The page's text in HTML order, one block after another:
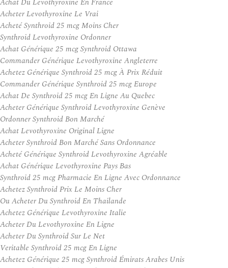
Acheter Levothyroxine Le Vrai
Acheté Synthroid 25 mcg Moins Cher
Synthroid Levothyroxine Ordonner
Achat Générique 25 mcg Synthroid Ottawa
Commander Générique Levothyroxine Angleterre
Achetez Générique Synthroid 25 mcg À Prix Réduit
Commander Générique Synthroid 25 mcg Europe
Achat De Synthroid 25 mcg En Ligne Au Quebec
Acheter Générique Synthroid Levothyroxine Genève
Ordonner Synthroid Bon Marché
Achat Levothyroxine Original Ligne
Acheter Synthroid Bon Marché Sans Ordonnance
Acheté Générique Synthroid Levothyroxine Agréable
Achat Générique Levothyroxine Pays Bas
Synthroid 25 mcg Pharmacie En Ligne Avec Ordonnance
Achetez Synthroid Prix Le Moins Cher
Ou Acheter Du Synthroid En Thailande
Achetez Générique Levothyroxine Italie
Acheter Du Levothyroxine En Ligne
Acheter Du Synthroid Sur Le Net
Veritable Synthroid 25 mcg En Ligne
Achetez Générique 25 mcg Synthroid Émirats Arabes Unis